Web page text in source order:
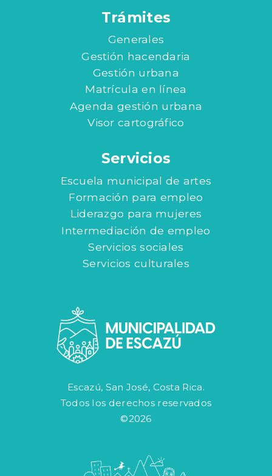
Trámites
Generales
Gestión hacendaria
Gestión urbana
Matrícula en línea
Agenda gestión urbana
Visor cartográfico
Servicios
Escuela municipal de artes
Formación para empleo
Liderazgo para mujeres
Intermediación de empleo
Servicios sociales
Servicios culturales
Escazú, San José, Costa Rica.
Todos los derechos reservados
©2026